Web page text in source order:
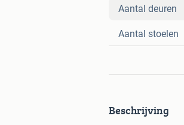
Aantal deuren
Aantal stoelen
Beschrijving